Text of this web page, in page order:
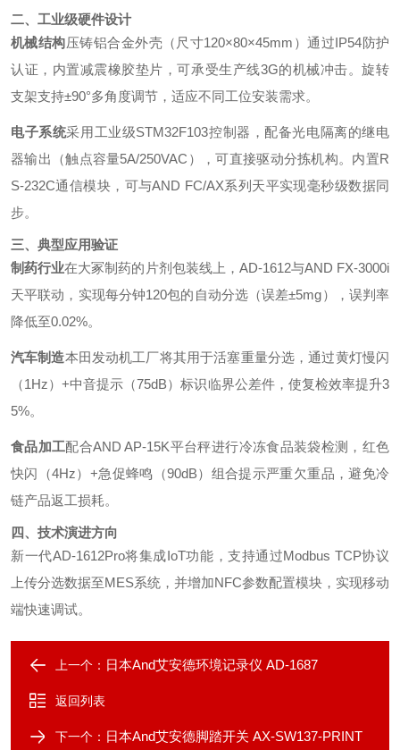
二、工业级硬件设计
机械结构压铸铝合金外壳（尺寸120×80×45mm）通过IP54防护
认证，内置减震橡胶垫片，可承受生产线3G的机械冲击。旋转
支架支持±90°多角度调节，适应不同工位安装需求。
电子系统采用工业级STM32F103控制器，配备光电隔离的继电
器输出（触点容量5A/250VAC），可直接驱动分拣机构。内置R
S-232C通信模块，可与AND FC/AX系列天平实现毫秒级数据同
步。
三、典型应用验证
制药行业在大冢制药的片剂包装线上，AD-1612与AND FX-3000i
天平联动，实现每分钟120包的自动分选（误差±5mg），误判率
降低至0.02%。
汽车制造本田发动机工厂将其用于活塞重量分选，通过黄灯慢闪
（1Hz）+中音提示（75dB）标识临界公差件，使复检效率提升3
5%。
食品加工配合AND AP-15K平台秤进行冷冻食品装袋检测，红色
快闪（4Hz）+急促蜂鸣（90dB）组合提示严重欠重品，避免冷
链产品返工损耗。
四、技术演进方向
新一代AD-1612Pro将集成IoT功能，支持通过Modbus TCP协议
上传分选数据至MES系统，并增加NFC参数配置模块，实现移动
端快速调试。
上一个： 日本And艾安德环境记录仪 AD-1687
返回列表
下一个： 日本And艾安德脚踏开关 AX-SW137-PRINT